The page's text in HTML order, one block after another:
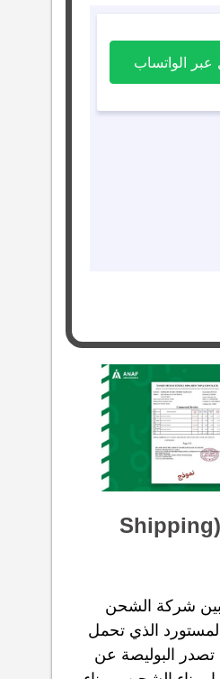
بوليصة الشحن (Shipping
شركة الشحن
الذي تحمل
تصدر البوليصة عن